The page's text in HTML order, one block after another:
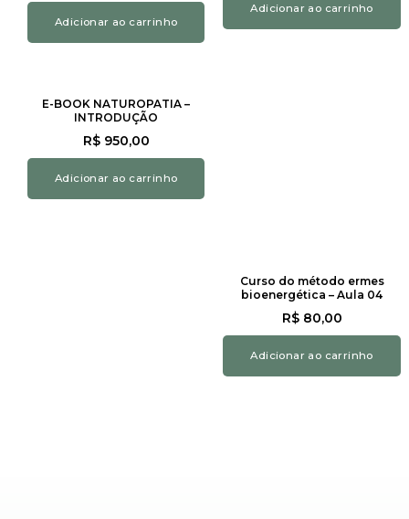
Adicionar ao carrinho
Adicionar ao carrinho
E-BOOK NATUROPATIA –
INTRODUÇÃO
R$950,00
Adicionar ao carrinho
Curso do método ermes
bioenergética – Aula 04
R$80,00
Adicionar ao carrinho